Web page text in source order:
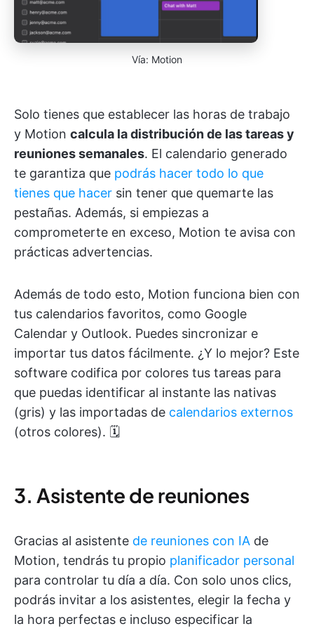
Vía: Motion
Solo tienes que establecer las horas de trabajo
y Motion calcula la distribución de las tareas y
reuniones semanales. El calendario generado
te garantiza que podrás hacer todo lo que
tienes que hacer sin tener que quemarte las
pestañas. Además, si empiezas a
comprometerte en exceso, Motion te avisa con
prácticas advertencias.
Además de todo esto, Motion funciona bien con
tus calendarios favoritos, como Google
Calendar y Outlook. Puedes sincronizar e
importar tus datos fácilmente. ¿Y lo mejor? Este
software codifica por colores tus tareas para
que puedas identificar al instante las nativas
(gris) y las importadas de calendarios externos
(otros colores). 🗓️
3. Asistente de reuniones
Gracias al asistente de reuniones con IA de
Motion, tendrás tu propio planificador personal
para controlar tu día a día. Con solo unos clics,
podrás invitar a los asistentes, elegir la fecha y
la hora perfectas e incluso especificar la